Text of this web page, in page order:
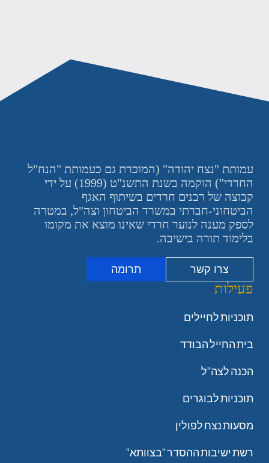
עמותת "נצח יהודה" (המוכרת גם כעמותת "הנח"ל
החרדי") הוקמה בשנת התשנ"ט (1999) על ידי
קבוצה של רבנים חרדים בשיתוף האגף
הביטחוני-חברתי במשרד הביטחון וצה"ל, במטרה
לספק מענה לנוער חרדי שאינו מוצא את מקומו
בלימוד תורה בישיבה.
צרו קשר תרומה
פעילות
תוכניות לחיילים
בית החייל הבודד
הכנה לצה"ל
תוכניות לבוגרים
מסעות נצח לפולין
רשת ישיבות ההסדר "בצוותא"